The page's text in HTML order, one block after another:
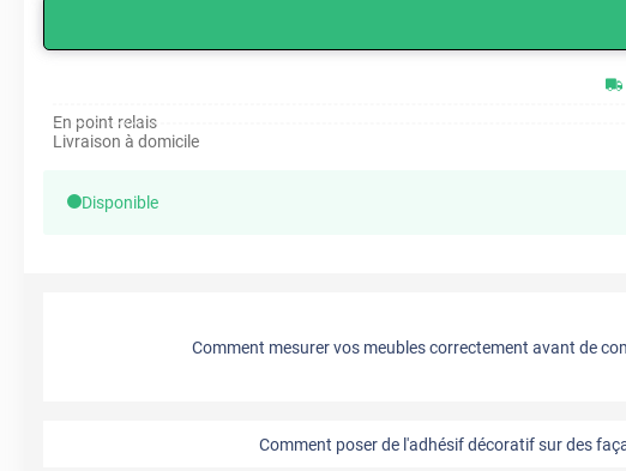
En point relais
Livraison à domicile
Disponible
Comment mesurer vos meubles correctement avant de
Comment poser de l'adhésif décoratif sur des